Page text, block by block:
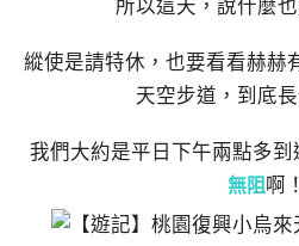
所以這天，說什麼
縱使是請特休，也要看看赫赫
天空步道，到底長
我們大約是平日下午兩點多到
無阻 啊！